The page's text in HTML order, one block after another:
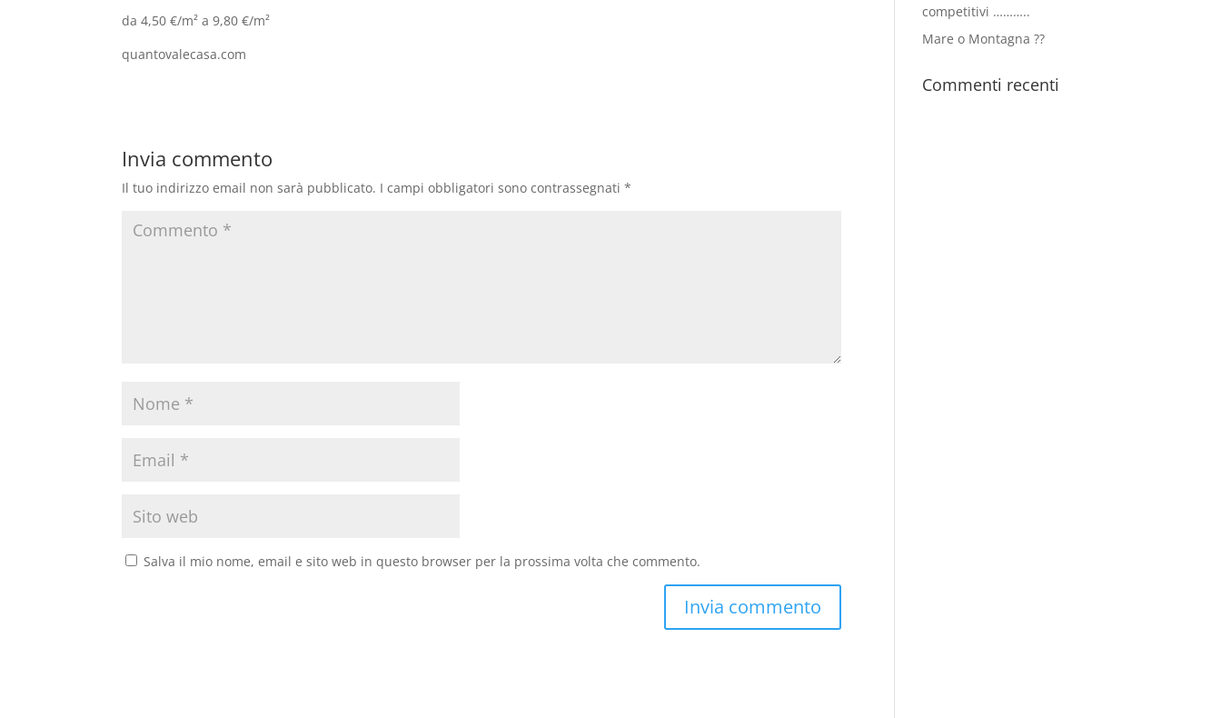
da 4,50 €/m² a 9,80 €/m²
quantovalecasa.com
Invia commento
Il tuo indirizzo email non sarà pubblicato. I campi obbligatori sono contrassegnati*
Salva il mio nome, email e sito web in questo browser per la prossima volta che commento.
competitivi ………..
Mare o Montagna ??
Commenti recenti